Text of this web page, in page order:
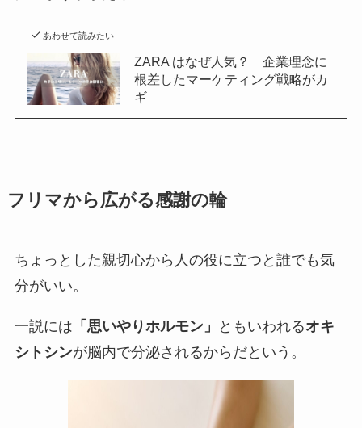
あわせて読みたい
ZARA はなぜ人気？ 企業理念に
根差したマーケティング戦略がカ
ギ
フリマから広がる感謝の輪
ちょっとした親切心から人の役に立つと誰でも気
分がいい。
一説には 「思いやりホルモン」 ともいわれるオキ
シトシンが脳内で分泌されるからだという。